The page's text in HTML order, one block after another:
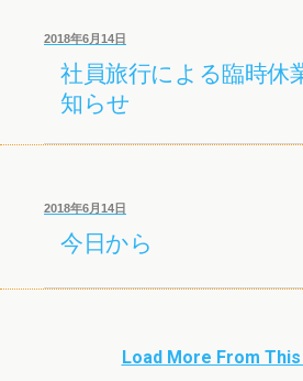
2018年6月14日
社員旅行による臨時休
知らせ
2018年6月14日
今日から
Load More From